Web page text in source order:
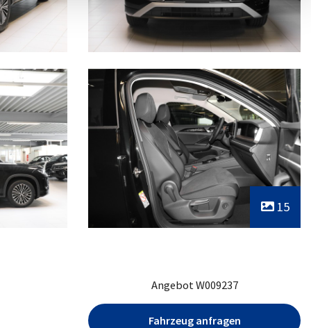
15
Angebot W009237
Fahrzeug anfragen